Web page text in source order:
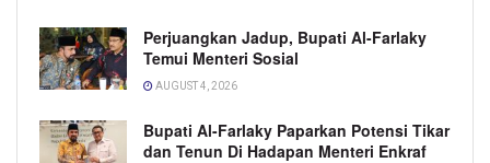
Perjuangkan Jadup, Bupati Al-Farlaky
Temui Menteri Sosial
AUGUST 4, 2026
Bupati Al-Farlaky Paparkan Potensi Tikar
dan Tenun Di Hadapan Menteri Enkraf